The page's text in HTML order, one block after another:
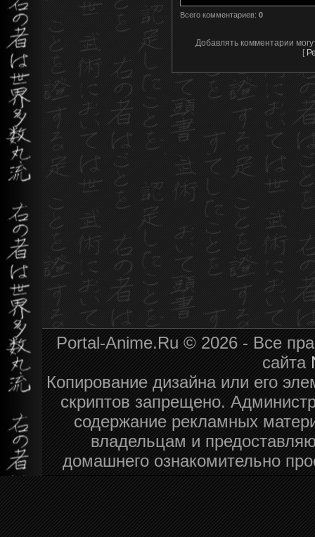
Всего комментариев: 0
Добавлять комментарии
[
Portal-Anime.Ru © 2026 - Все
сайта
Копирование дизайна или его
скриптов запрещено.
содержание рекламных
владельцам и
домашнего ознакомительно